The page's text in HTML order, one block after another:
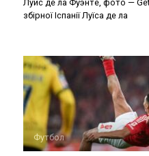
Луис де ла Фуэнте, фото —
збірної Іспанії Луїса де ла
Футбол